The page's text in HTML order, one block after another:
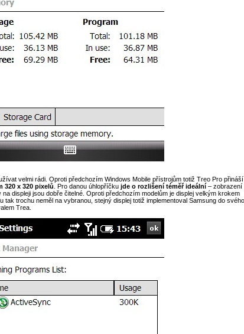
velmi rádi. Oproti předchozím Windows Mobile přístrojům totiž Treo Pro přináší
320 x 320 pixelů . Pro danou úhlopříčku jde o rozlišení téměř ideální– zobrazení
displeji jsou dobře čitelné. Oproti předchozím modelům je displej velkým krokem
tak trochu neměl na vybranou, stejný displej totiž implementoval Samsung do svého
Trea.